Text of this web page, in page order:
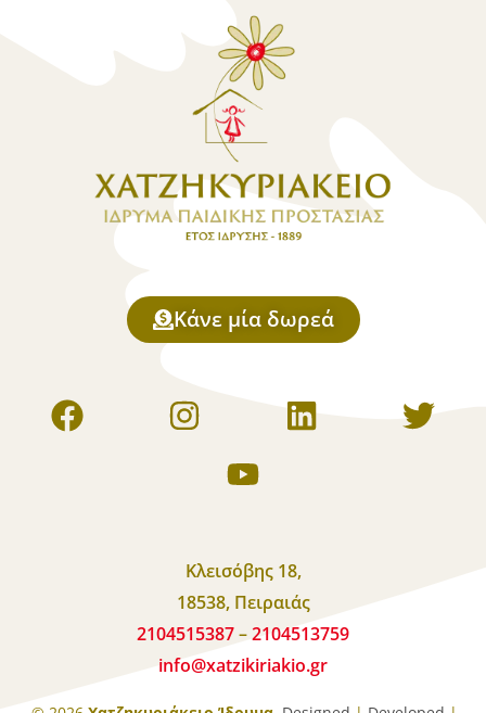
Κάνε μία δωρεά
Κλεισόβης 18,
18538, Πειραιάς
2104515387–2104513759
info@xatzikiriakio.gr